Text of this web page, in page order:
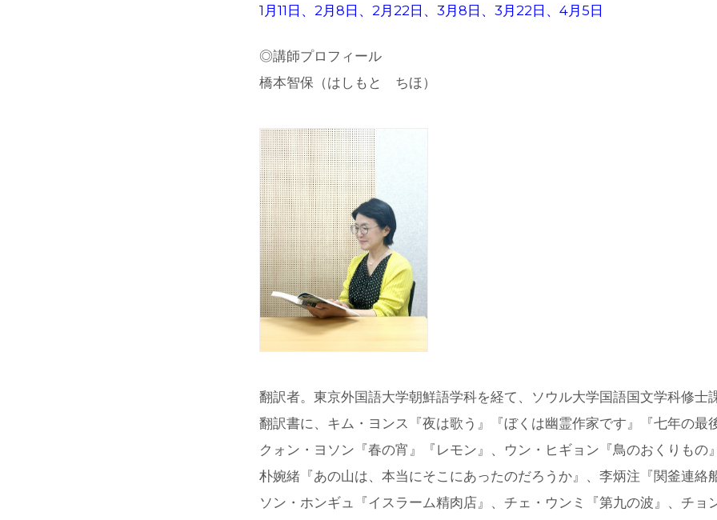
1月11日、2月8日、2月22日、3月8日、3月22日、4月5日
◎講師プロフィール
橋本智保（はしもと ちほ）
翻訳者。東京外国語大学朝鮮語学科を経て、ソウル大学国語国文学科修士
翻訳書に、キム・ヨンス『夜は歌う』『ぼくは幽霊作家です』『七年の最
クォン・ヨソン『春の宵』『レモン』、ウン・ヒギョン『鳥のおくりもの』
朴婉緒『あの山は、本当にそこにあったのだろうか』、李炳注『関釜連絡
ソン・ホンギュ『イスラーム精肉店』、チェ・ウンミ『第九の波』、チョ